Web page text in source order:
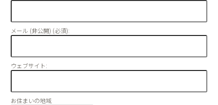
メール (非公開) (必須):
ウェブサイト:
お住まいの地域